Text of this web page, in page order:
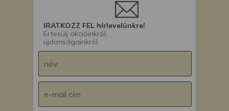
IRATKOZZ FEL hírlevelünkre!
Értesülj akcióinkról,
újdonságainkról.